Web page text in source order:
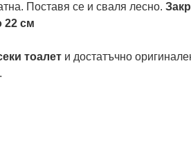
Поставя се и сваля лесно.
22 см
тоалет и достатъчно